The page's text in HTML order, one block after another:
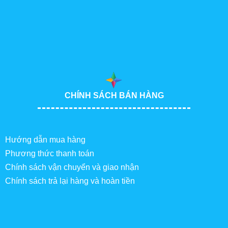
CHÍNH SÁCH BÁN HÀNG
Hướng dẫn mua hàng
Phương thức thanh toán
Chính sách vận chuyển và giao nhận
Chính sách trả lại hàng và hoàn tiền